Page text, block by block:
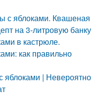
с яблоками. Квашеная
на 3-литровую банку
в кастрюле.
как правильно
| Невероятно